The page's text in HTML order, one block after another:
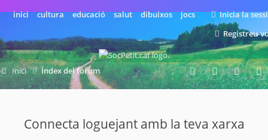
inici cultura educació salut dibuixos jocs
Inicia la
Registreu-
Inici Índex del fòrum
Connecta loguejant amb la teva xarxa